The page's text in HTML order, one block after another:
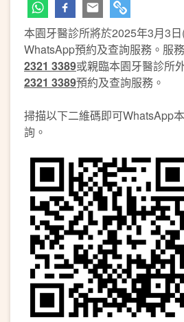
本園牙醫診所將於2025年3月3
WhatsApp預約及查詢服務。服
2321 3389或親臨本園牙醫診所
2321 3389預約及查詢服務。
掃描以下二維碼即可WhatsApp
詢。